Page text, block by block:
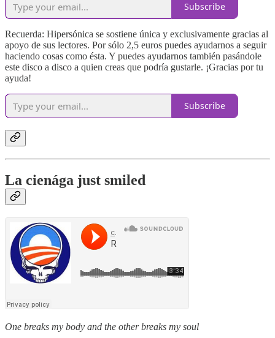
Subscribe
Recuerda: Hipersónica se sostiene única y exclusivamente gracias al
apoyo de sus lectores. Por sólo 2,5 euros puedes ayudarnos a seguir
haciendo cosas como ésta. Y puedes ayudarnos también pasándole
este disco a disco a quien creas que podría gustarle. ¡Gracias por tu
ayuda!
Subscribe
La cienága just smiled
One breaks my body and the other breaks my soul